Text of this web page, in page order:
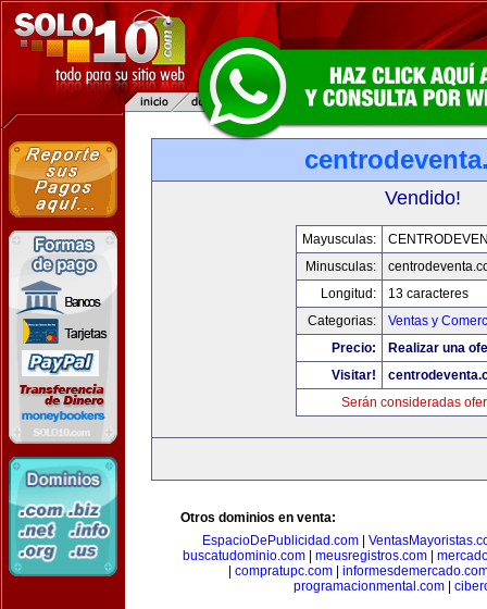
Vendido!
Mayusculas:
Minusculas:
Longitud:
13 caracteres
Categorias:
Ventas y
Precio:
Realizar una
Visitar!
Serán consideradas
Otros dominios en venta:
EspacioDePublicidad.com
buscatudominio.com
meusregistros.com
compratupc.com
programacionmental.com